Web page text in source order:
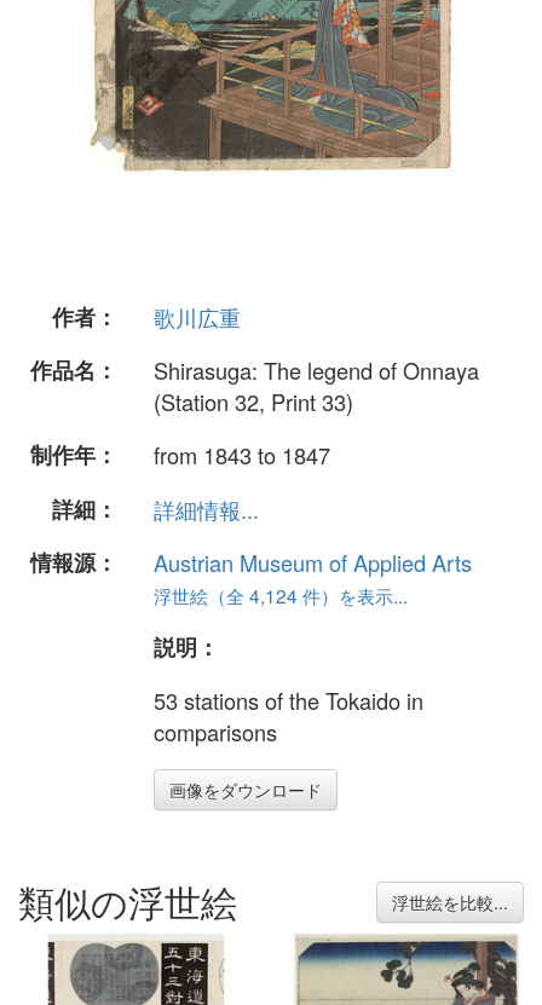
作者：
歌川広重
作品名：
Shirasuga: The legend of Onnaya
(Station 32, Print 33)
制作年：
from 1843 to 1847
詳細：
詳細情報...
情報源：
Austrian Museum of Applied Arts
浮世絵（全 4,124 件）を表示...
説明：
53 stations of the Tokaido in
comparisons
画像をダウンロード
類似の浮世絵 浮世絵を比較...